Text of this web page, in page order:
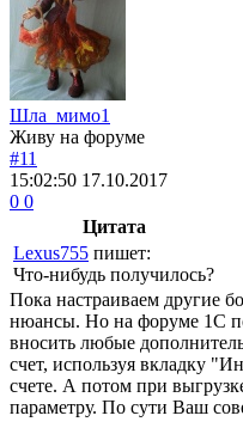
Шла_мимо1
Живу на форуме
#11
15:02:50 17.10.2017
0 0
Цитата
Lexus755 пишет:
Что-нибудь получилось?
Пока настраиваем другие
нюансы. Но на форуме 1С
вносить любые
счет, используя вкладку
счете. А потом при
параметру. По сути Ваш